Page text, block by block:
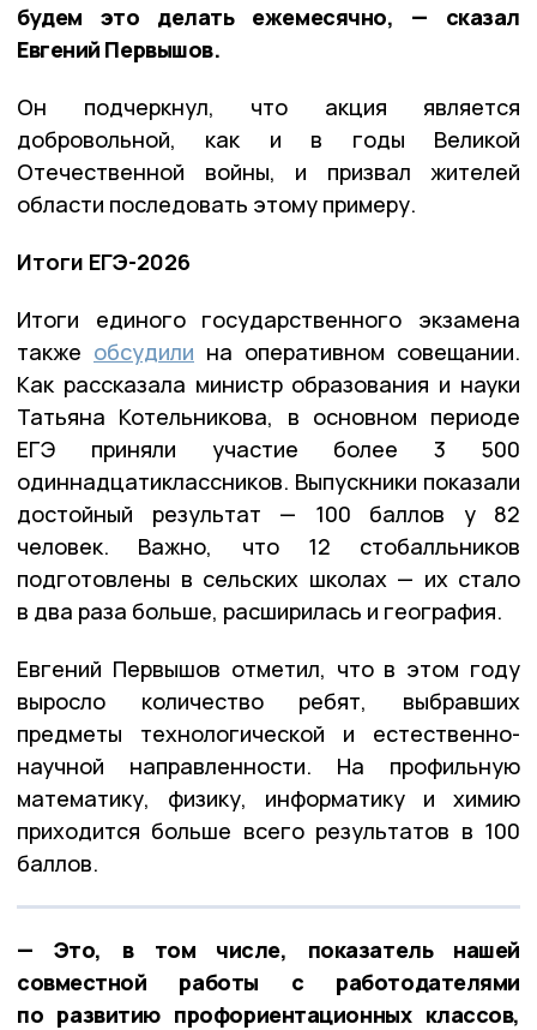
будем это делать ежемесячно, — сказал
Евгений Первышов.
Он подчеркнул, что акция является
добровольной, как и в годы Великой
Отечественной войны, и призвал жителей
области последовать этому примеру.
Итоги ЕГЭ-2026
Итоги единого государственного экзамена
также обсудили на оперативном совещании.
Как рассказала министр образования и науки
Татьяна Котельникова, в основном периоде
ЕГЭ приняли участие более 3 500
одиннадцатиклассников. Выпускники показали
достойный результат — 100 баллов у 82
человек. Важно, что 12 стобалльников
подготовлены в сельских школах — их стало
в два раза больше, расширилась и география.
Евгений Первышов отметил, что в этом году
выросло количество ребят, выбравших
предметы технологической и естественно-
научной направленности. На профильную
математику, физику, информатику и химию
приходится больше всего результатов в 100
баллов.
— Это, в том числе, показатель нашей
совместной работы с работодателями
по развитию профориентационных классов,